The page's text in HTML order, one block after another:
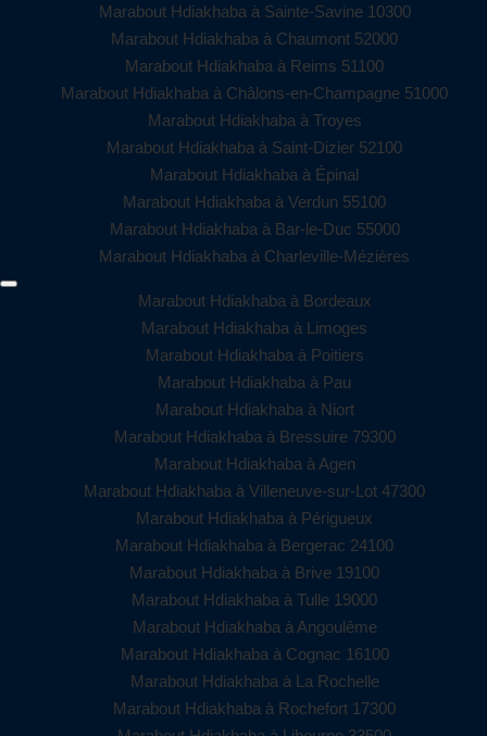
Marabout Hdiakhaba à Sainte-Savine 10300
Marabout Hdiakhaba à Chaumont 52000
Marabout Hdiakhaba à Reims 51100
Marabout Hdiakhaba à Châlons-en-Champagne 51000
Marabout Hdiakhaba à Troyes
Marabout Hdiakhaba à Saint-Dizier 52100
Marabout Hdiakhaba à Épinal
Marabout Hdiakhaba à Verdun 55100
Marabout Hdiakhaba à Bar-le-Duc 55000
Marabout Hdiakhaba à Charleville-Mézières
Marabout Hdiakhaba à Bordeaux
Marabout Hdiakhaba à Limoges
Marabout Hdiakhaba à Poitiers
Marabout Hdiakhaba à Pau
Marabout Hdiakhaba à Niort
Marabout Hdiakhaba à Bressuire 79300
Marabout Hdiakhaba à Agen
Marabout Hdiakhaba à Villeneuve-sur-Lot 47300
Marabout Hdiakhaba à Périgueux
Marabout Hdiakhaba à Bergerac 24100
Marabout Hdiakhaba à Brive 19100
Marabout Hdiakhaba à Tulle 19000
Marabout Hdiakhaba à Angoulême
Marabout Hdiakhaba à Cognac 16100
Marabout Hdiakhaba à La Rochelle
Marabout Hdiakhaba à Rochefort 17300